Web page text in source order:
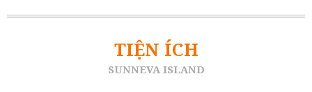
TIỆN ÍCH
SUNNEVA ISLAND